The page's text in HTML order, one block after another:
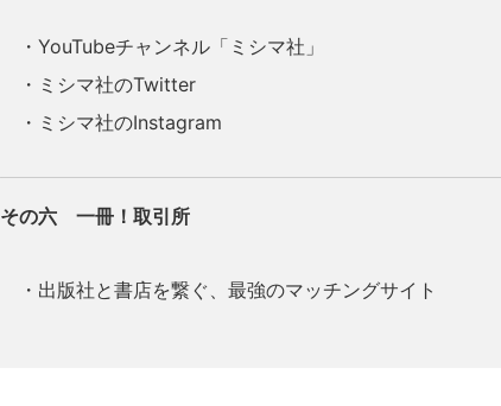
・YouTubeチャンネル「ミシマ社」
・ミシマ社のTwitter
・ミシマ社のInstagram
その六 一冊！取引所
・出版社と書店を繋ぐ、最強のマッチングサイト